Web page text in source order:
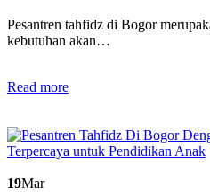
Pesantren tahfidz di Bogor
kebutuhan akan…
Read more
19Mar